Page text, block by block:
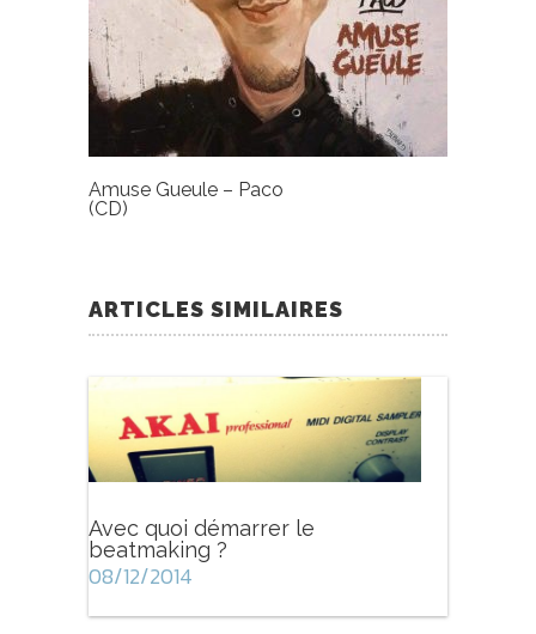
Amuse Gueule – Paco
(CD)
ARTICLES SIMILAIRES
Avec quoi démarrer le
beatmaking ?
08/12/2014